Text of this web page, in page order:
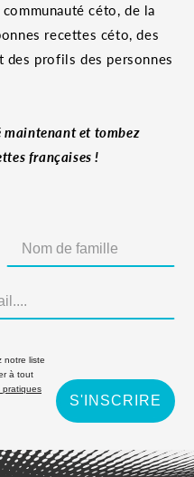
céto, de la
recettes céto, des
des profils des personnes
maintenant et tombez
françaises !
notre liste
à tout
pratiques
S'INSCRIRE